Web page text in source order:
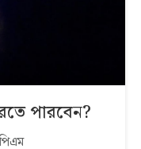
পারবেন?